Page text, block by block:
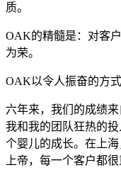
质。
OAK的精髓是：对客
为荣。
OAK以令人振奋的方
六年来，我们的成绩
我和我的团队狂热的
个婴儿的成长。在上
上帝，每一个客户都